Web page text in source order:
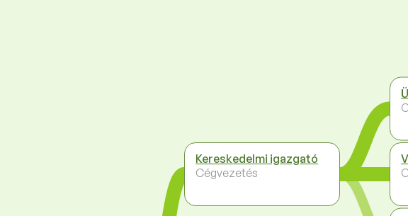
Kereskedelmi igazgató
Cégvezetés